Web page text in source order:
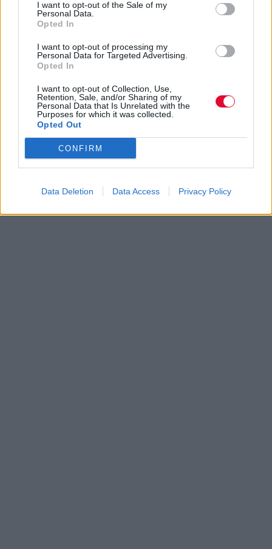
I want to opt-out of the Sale of my
Personal Data.
Opted In
I want to opt-out of processing my
Personal Data for Targeted Advertising.
Opted In
I want to opt-out of Collection, Use,
Retention, Sale, and/or Sharing of my
Personal Data that Is Unrelated with the
Purposes for which it was collected.
Opted Out
CONFIRM
Data Deletion Data Access Privacy Policy